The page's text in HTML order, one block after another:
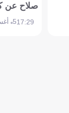
صلاح عن
17:295 أغسطس 2026